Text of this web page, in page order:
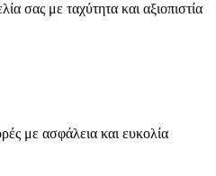
σας με ταχύτητα και αξιοπιστία
με ασφάλεια και ευκολία